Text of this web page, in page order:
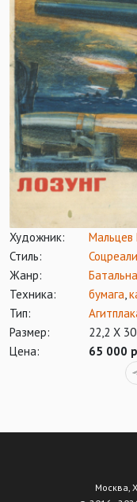
Художник:
Мальцев
Стиль:
Жанр:
Техника:
бумага,
Тип:
Размер:
22,2 Х
Цена:
65 000
Москва,